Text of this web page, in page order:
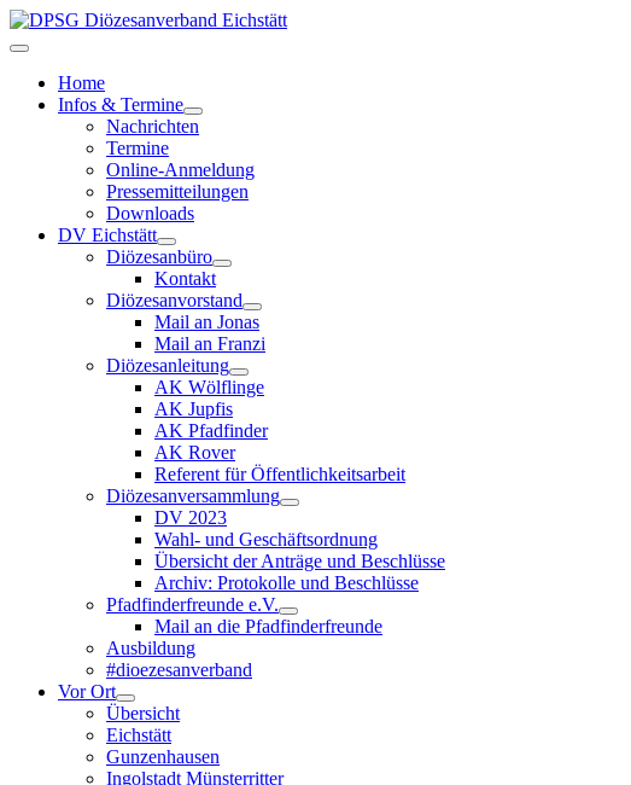
Home
Infos & Termine
Nachrichten
Termine
Online-Anmeldung
Pressemitteilungen
Downloads
DV Eichstätt
Diözesanbüro
Kontakt
Diözesanvorstand
Mail an Jonas
Mail an Franzi
Diözesanleitung
AK Wölflinge
AK Jupfis
AK Pfadfinder
AK Rover
Referent für Öffentlichkeitsarbeit
Diözesanversammlung
DV 2023
Wahl- und Geschäftsordnung
Übersicht der Anträge und Beschlüsse
Archiv: Protokolle und Beschlüsse
Pfadfinderfreunde e.V.
Mail an die Pfadfinderfreunde
Ausbildung
#dioezesanverband
Vor Ort
Übersicht
Eichstätt
Gunzenhausen
Ingolstadt Münsterritter